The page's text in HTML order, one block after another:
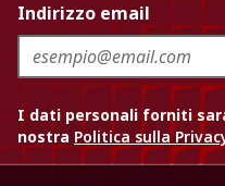
Indirizzo email
I dati personali forniti
nostra Politica sulla